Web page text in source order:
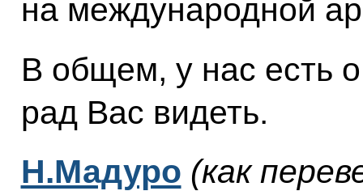
на международной
В общем, у нас есть
рад Вас видеть.
Н.Мадуро (как